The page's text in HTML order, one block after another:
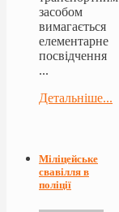
засобом
вимагається
елементарне
посвідчення
...
Детальніше...
Міліцейське
свавілля в
поліції